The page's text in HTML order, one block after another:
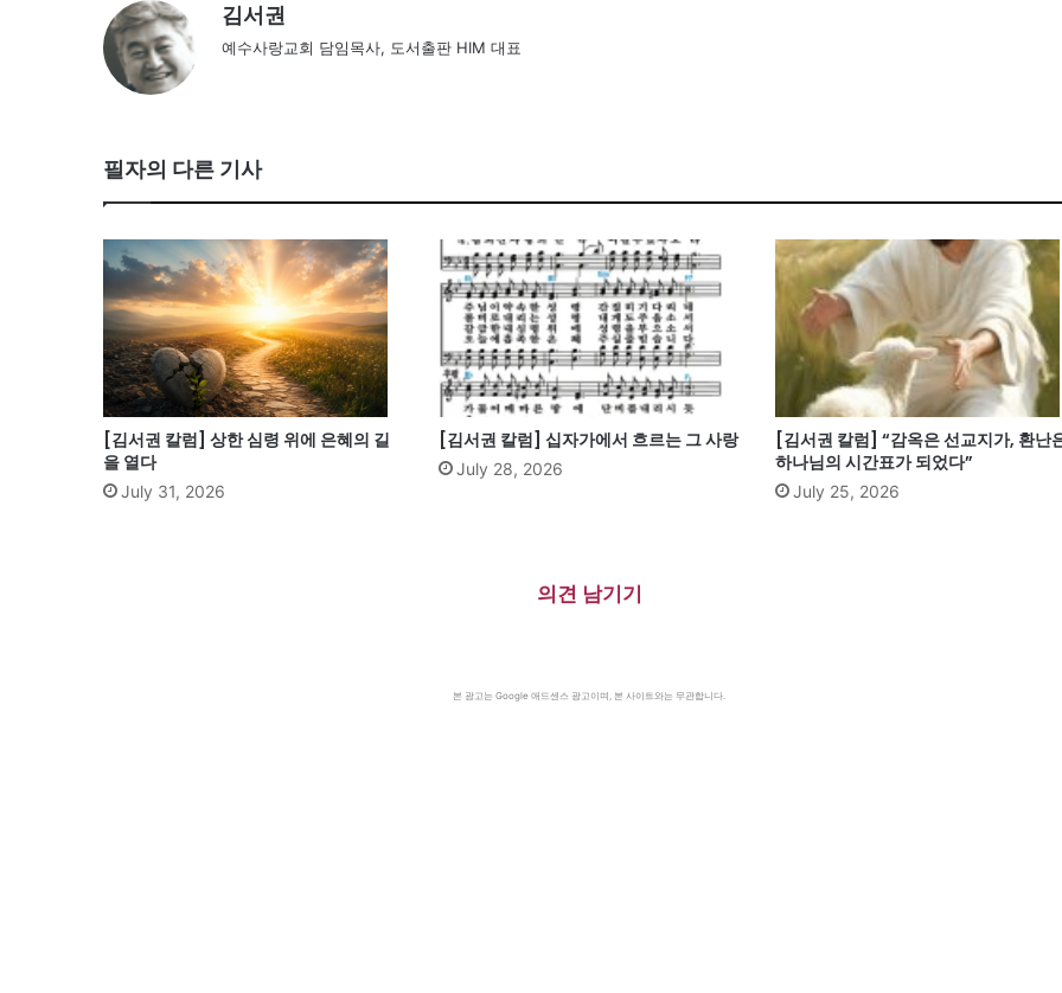
김서권
예수사랑교회 담임목사, 도서출판 HIM 대표
필자의 다른 기사
[김서권 칼럼] 상한 심령 위에 은혜의 길
을 열다
July 31, 2026
[김서권 칼럼] 십자가에서 흐르는 그 사랑
July 28, 2026
[김서권 칼럼] “감옥은 선교지가, 환난
하나님의 시간표가 되었다”
July 25, 2026
의견 남기기
본 광고는 Google 애드센스 광고이며, 본 사이트와는 무관합니다.